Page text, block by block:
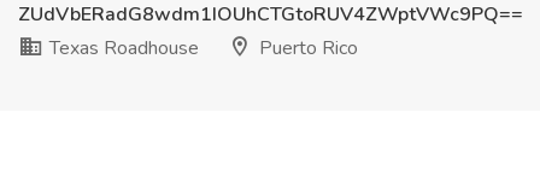
ZUdVbERadG8wdm1IOUhCTGtoRUV4ZWptVWc9PQ==
Texas Roadhouse
Puerto Rico